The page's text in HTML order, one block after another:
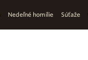
Nedeľné homílie Súťaže